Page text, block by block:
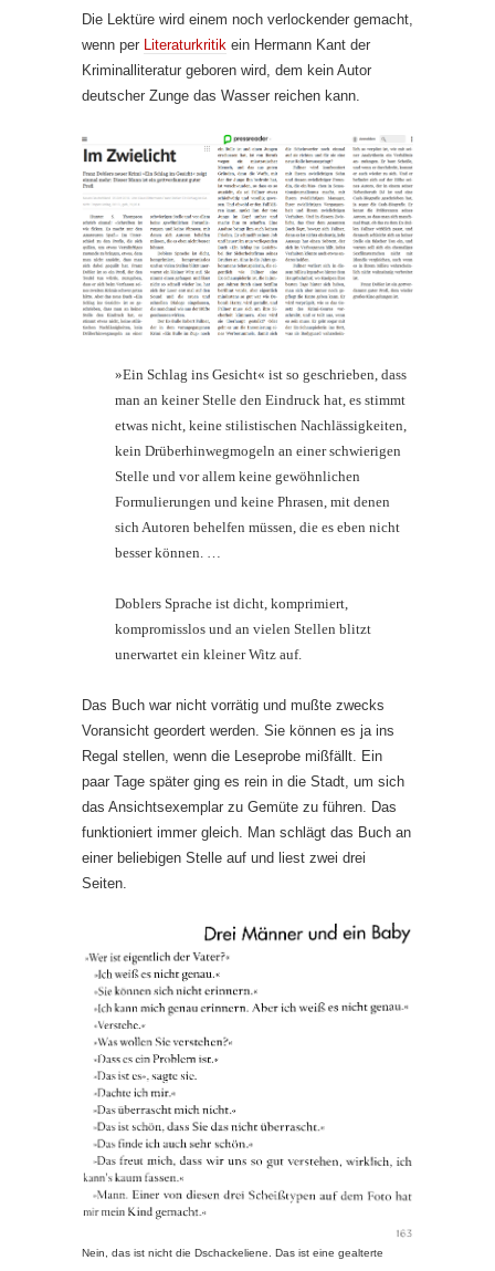
Die Lektüre wird einem noch verlockender gemacht,
wenn per Literaturkritik ein Hermann Kant der
Kriminalliteratur geboren wird, dem kein Autor
deutscher Zunge das Wasser reichen kann.
»Ein Schlag ins Gesicht« ist so geschrieben, dass
man an keiner Stelle den Eindruck hat, es stimmt
etwas nicht, keine stilistischen Nachlässigkeiten,
kein Drüberhinwegmogeln an einer schwierigen
Stelle und vor allem keine gewöhnlichen
Formulierungen und keine Phrasen, mit denen
sich Autoren behelfen müssen, die es eben nicht
besser können. …
Doblers Sprache ist dicht, komprimiert,
kompromisslos und an vielen Stellen blitzt
unerwartet ein kleiner Witz auf.
Das Buch war nicht vorrätig und mußte zwecks
Voransicht geordert werden. Sie können es ja ins
Regal stellen, wenn die Leseprobe mißfällt. Ein
paar Tage später ging es rein in die Stadt, um sich
das Ansichtsexemplar zu Gemüte zu führen. Das
funktioniert immer gleich. Man schlägt das Buch an
einer beliebigen Stelle auf und liest zwei drei
Seiten.
Nein, das ist nicht die Dschackeliene. Das ist eine gealterte